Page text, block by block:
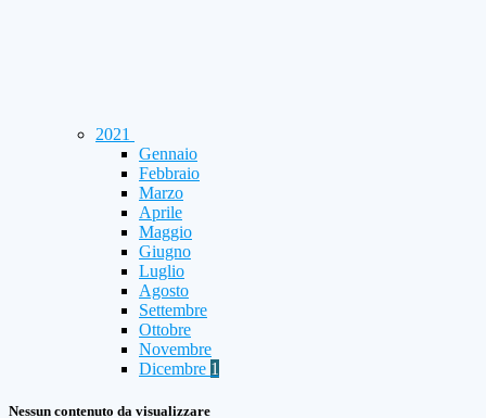
2021
Gennaio
Febbraio
Marzo
Aprile
Maggio
Giugno
Luglio
Agosto
Settembre
Ottobre
Novembre
Dicembre 1
Nessun contenuto da visualizzare